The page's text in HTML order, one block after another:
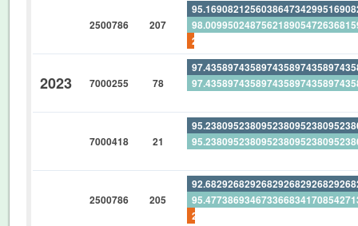
2500786 207
2023 7000255 78
7000418 21
2500786 205